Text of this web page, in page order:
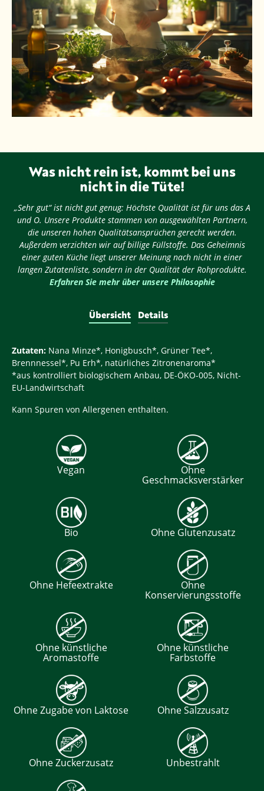
Was nicht rein ist, kommt bei uns
nicht in die Tüte!
„Sehr gut“ ist nicht gut genug: Höchste Qualität ist für uns das A
und O. Unsere Produkte stammen von ausgewählten Partnern,
die unseren hohen Qualitätsansprüchen gerecht werden.
Außerdem verzichten wir auf billige Füllstoffe. Das Geheimnis
einer guten Küche liegt unserer Meinung nach nicht in einer
langen Zutatenliste, sondern in der Qualität der Rohprodukte.
Erfahren Sie mehr über unsere Philosophie
Übersicht Details
Zutaten: Nana Minze*, Honigbusch*, Grüner Tee*,
Brennnessel*, Pu Erh*, natürliches Zitronenaroma*
*aus kontrolliert biologischem Anbau, DE-ÖKO-005, Nicht-
EU-Landwirtschaft
Kann Spuren von Allergenen enthalten.
Vegan Ohne
Geschmacksverstärker
Bio Ohne Glutenzusatz
Ohne Hefeextrakte Ohne
Konservierungsstoffe
Ohne künstliche
Aromastoffe
Ohne künstliche
Farbstoffe
Ohne Zugabe von Laktose Ohne Salzzusatz
Ohne Zuckerzusatz Unbestrahlt